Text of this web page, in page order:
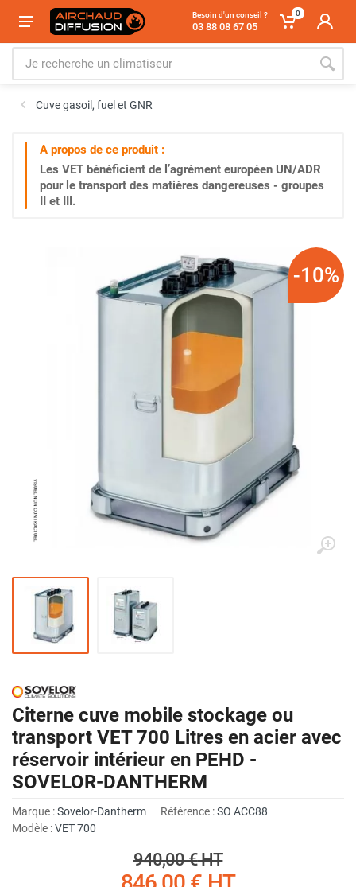
Besoin d'un conseil ?
03 88 08 67 05
0
Cuve gasoil, fuel et GNR
A propos de ce produit :
Les VET bénéficient de l’agrément européen UN/ADR
pour le transport des matières dangereuses - groupes
II et III.
-10%
Citerne cuve mobile stockage ou
transport VET 700 Litres en acier avec
réservoir intérieur en PEHD -
SOVELOR-DANTHERM
Marque :Sovelor-Dantherm Référence :SO ACC88
Modèle :VET 700
940,00 €HT